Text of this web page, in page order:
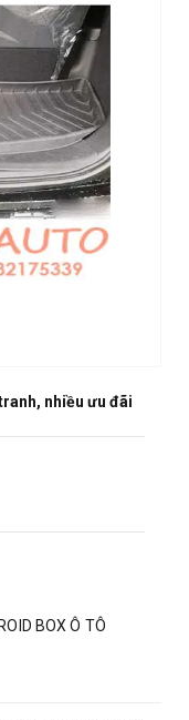
nhiều ưu đãi
BOX Ô TÔ